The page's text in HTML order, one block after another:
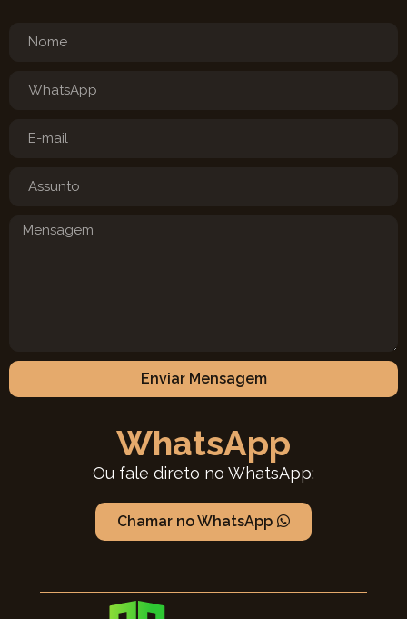
Enviar Mensagem
WhatsApp
Ou fale direto no WhatsApp:
Chamar no WhatsApp